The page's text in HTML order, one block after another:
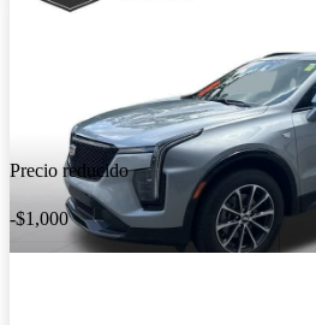
Precio reducido
-$1,000